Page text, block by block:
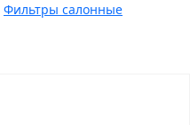
Фильтры салонные